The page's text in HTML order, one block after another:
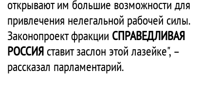
открывают им большие возможности для
привлечения нелегальной рабочей силы.
Законопроект фракции СПРАВЕДЛИВАЯ
РОССИЯ ставит заслон этой лазейке", –
рассказал парламентарий.